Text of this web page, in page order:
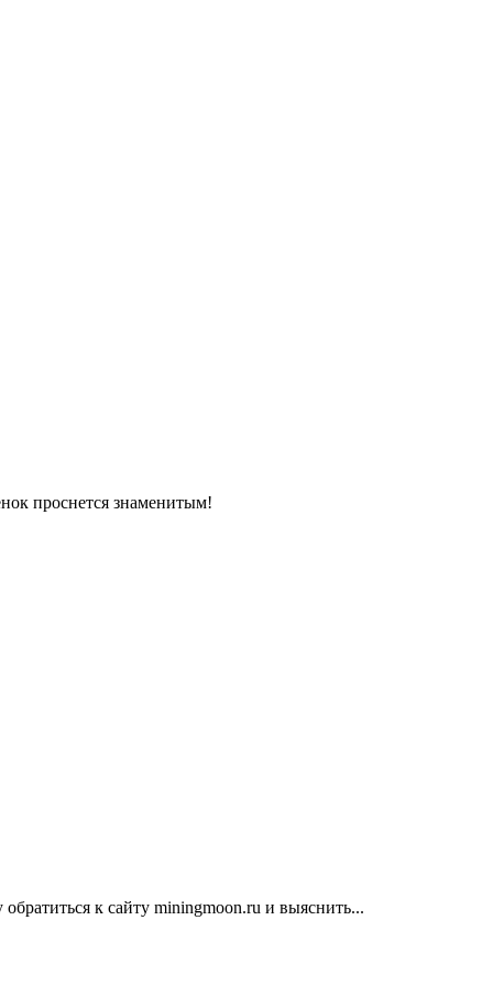
проснется знаменитым!
к сайту miningmoon.ru и выяснить...